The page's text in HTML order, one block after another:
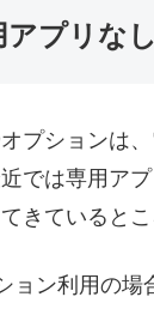
プリな
プションは
では専用ア
きているとこ
ン利用の